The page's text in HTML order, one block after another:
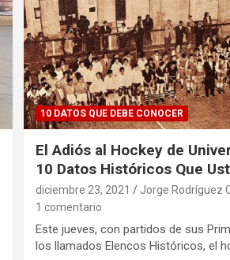
10 DATOS QUE DEBE CONOCER
El Adiós al Hockey de
10 Datos Históricos Que
diciembre 23, 2021
Jorge Rodríguez
1 comentario
Este jueves, con partidos de sus
los llamados Elencos Históricos, el